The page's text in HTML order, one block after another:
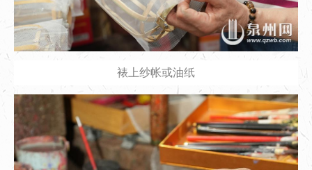
裱上纱帐或油纸